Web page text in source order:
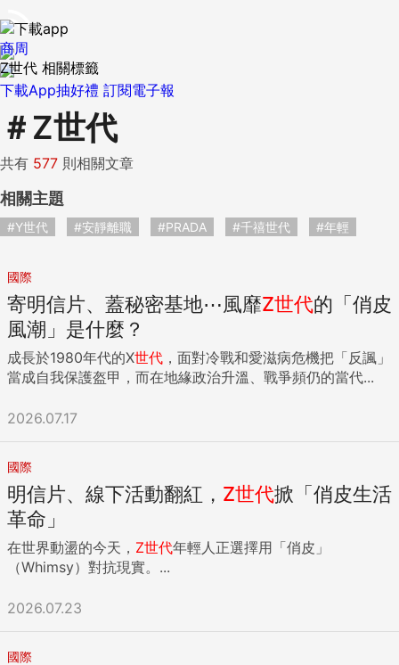
下載App抽好禮 訂閱電子報
商周
Z世代 相關標籤
＃ Z世代
共有 577 則相關文章
相關主題
#Y世代 #安靜離職 #PRADA #千禧世代 #年輕
國際
寄明信片、蓋秘密基地⋯風靡Z世代的「俏皮
風潮」是什麼？
成長於1980年代的X世代 ，面對冷戰和愛滋病危機把「反諷」
當成自我保護盔甲，而在地緣政治升溫、戰爭頻仍的當代...
2026.07.17
國際
明信片、線下活動翻紅， Z世代掀「俏皮生活
革命」
在世界動盪的今天， Z世代年輕人正選擇用「俏皮」
（Whimsy）對抗現實。...
2026.07.23
國際